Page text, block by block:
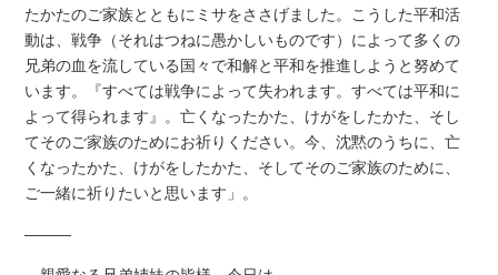
たかたのご家族とともにミサをささげました。こうした平和活
動は、戦争（それはつねに愚かしいものです）によって多くの
兄弟の血を流している国々で和解と平和を推進しようと努めて
います。『すべては戦争によって失われます。すべては平和に
よって得られます』。亡くなったかた、けがをしたかた、そし
てそのご家族のためにお祈りください。今、沈黙のうちに、亡
くなったかた、けがをしたかた、そしてそのご家族のために、
ご一緒に祈りたいと思います」。
―――